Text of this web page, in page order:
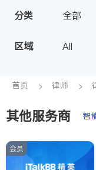
保险理财
银行贷款
建筑装修
分类 全部
商业
区域 All
首页 律师
其他服务商 智
会员